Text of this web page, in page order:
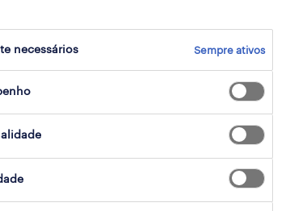
nosso cliente é uma prestigiada
setor do retalho e da grande
Com uma cultura fortemente
necessários Sempre ativos